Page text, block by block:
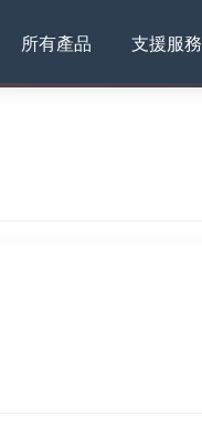
所有產品 支援服務